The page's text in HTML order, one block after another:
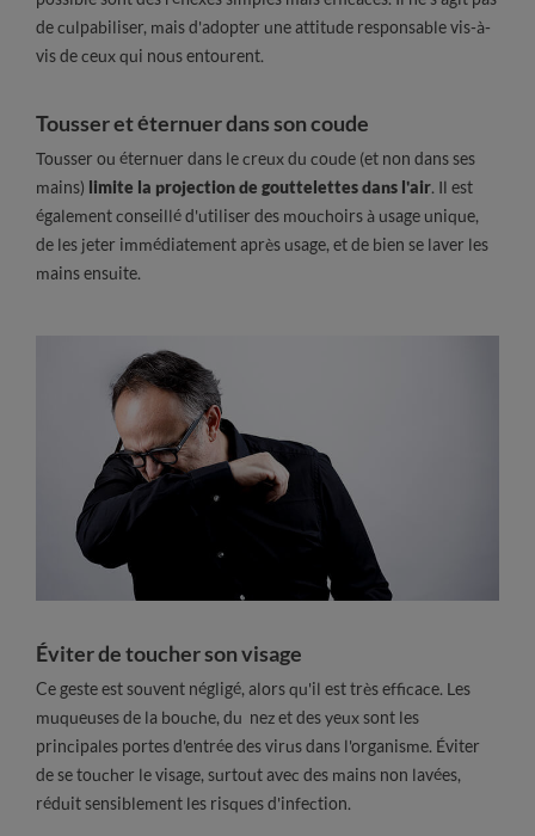
de culpabiliser, mais d'adopter une attitude responsable vis-à-
vis de ceux qui nous entourent.
Tousser et éternuer dans son coude
Tousser ou éternuer dans le creux du coude (et non dans ses
mains) limite la projection de gouttelettes dans l'air. Il est
également conseillé d'utiliser des mouchoirs à usage unique,
de les jeter immédiatement après usage, et de bien se laver les
mains ensuite.
Éviter de toucher son visage
Ce geste est souvent négligé, alors qu'il est très efficace. Les
muqueuses de la bouche, du nez et des yeux sont les
principales portes d'entrée des virus dans l'organisme. Éviter
de se toucher le visage, surtout avec des mains non lavées,
réduit sensiblement les risques d'infection.